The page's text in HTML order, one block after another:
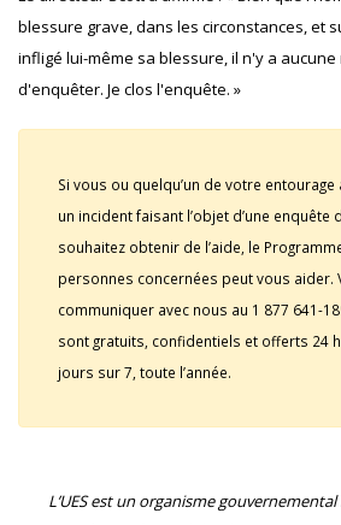
blessure grave, dans les circonstances, et
infligé lui-même sa blessure, il n'y a
d'enquêter. Je clos l'enquête. »
Si vous ou quelqu’un de votre
un incident faisant l’objet d’une enquête
souhaitez obtenir de l’aide, le
personnes concernées peut vous aider.
communiquer avec nous au 1 877 641-
sont gratuits, confidentiels et offerts 24
jours sur 7, toute l’année.
L’UES est un organisme